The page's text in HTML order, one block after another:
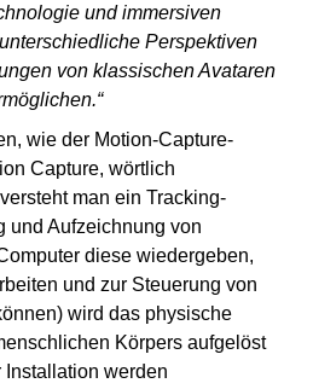
und immersiven
Perspektiven
von klassischen Avataren
wie der Motion-Capture-
Capture, wörtlich
versteht man ein Tracking-
und Aufzeichnung von
diese wiedergeben,
und zur Steuerung von
wird das physische
Körpers aufgelöst
Installation werden